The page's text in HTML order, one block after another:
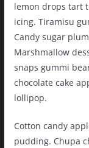
lemon drops tart
icing. Tiramisu
Candy sugar
Marshmallow
snaps gummi
chocolate cake
lollipop.
Cotton candy
pudding. Chupa